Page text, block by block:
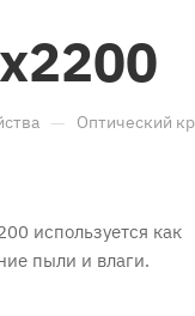
— Оптический
используется как
пыли и влаги.